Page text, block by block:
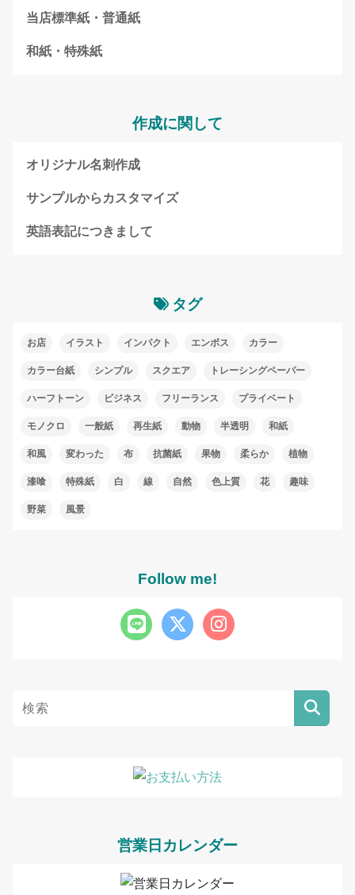
当店標準紙・普通紙
和紙・特殊紙
作成に関して
オリジナル名刺作成
サンプルからカスタマイズ
英語表記につきまして
タグ
お店 イラスト インパクト エンボス カラー
カラー台紙 シンプル スクエア トレーシングペーパー
ハーフトーン ビジネス フリーランス プライベート
モノクロ 一般紙 再生紙 動物 半透明 和紙
和風 変わった 布 抗菌紙 果物 柔らか 植物
漆喰 特殊紙 白 線 自然 色上質 花 趣味
野菜 風景
Follow me!
営業日カレンダー